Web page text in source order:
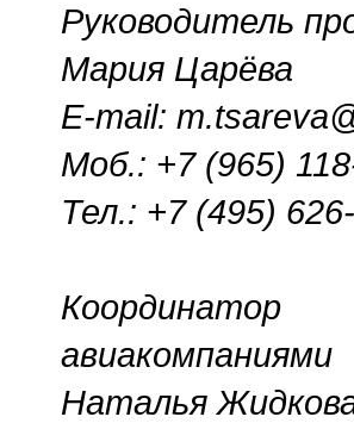
Руководитель
Мария Царёва
E-mail:
Моб.: +7 (965)
Тел.: +7 (495)
авиакомпаниями
Наталья